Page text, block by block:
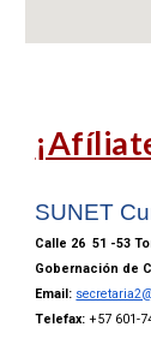
SUNET
Calle 26 51 -53
Gobernación de
Email:
Telefax: +57 601-